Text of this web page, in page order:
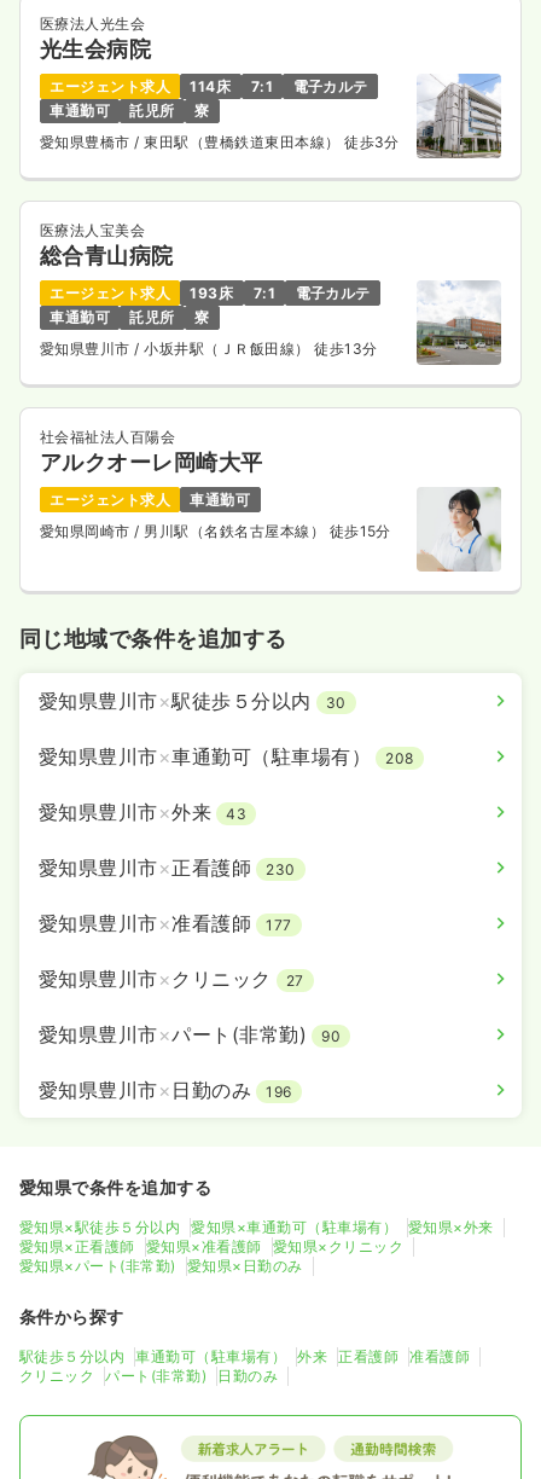
医療法人光生会
光生会病院
エージェント求人 114床 7:1
電子カルテ
車通勤可
託児所
寮
愛知県豊橋市/ 東田駅（豊橋鉄道東田本線） 徒歩3分
医療法人宝美会
総合青山病院
エージェント求人 193床 7:1
電子カルテ
車通勤可
託児所
寮
愛知県豊川市/ 小坂井駅（ＪＲ飯田線） 徒歩13分
社会福祉法人百陽会
アルクオーレ岡崎大平
エージェント求人
車通勤可
愛知県岡崎市 / 男川駅（名鉄名古屋本線） 徒歩15分
同じ地域で条件を追加する
愛知県豊川市×駅徒歩５分以内 30
愛知県豊川市×車通勤可（駐車場有） 208
愛知県豊川市×外来 43
愛知県豊川市×正看護師 230
愛知県豊川市×准看護師 177
愛知県豊川市× クリニック 27
愛知県豊川市×パート(非常勤) 90
愛知県豊川市× 日勤のみ 196
愛知県で条件を追加する
愛知県×駅徒歩５分以内 愛知県×車通勤可（駐車場有）
愛知県×外来
愛知県×正看護師
愛知県×准看護師
愛知県×クリニック
愛知県×パート(非常勤)
愛知県×日勤のみ
条件から探す
駅徒歩５分以内 車通勤可（駐車場有） 外来 正看護師
准看護師
クリニック
パート(非常勤) 日勤のみ